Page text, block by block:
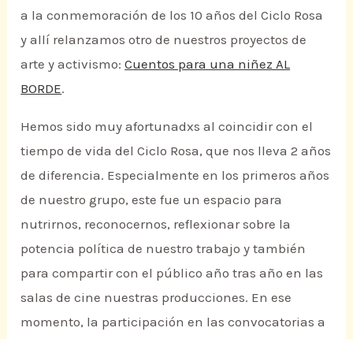
a la conmemoración de los 10 años del Ciclo Rosa
y allí relanzamos otro de nuestros proyectos de
arte y activismo:Cuentos para una niñez AL
BORDE.
Hemos sido muy afortunadxs al coincidir con el
tiempo de vida del Ciclo Rosa, que nos lleva 2 años
de diferencia. Especialmente en los primeros años
de nuestro grupo, este fue un espacio para
nutrirnos, reconocernos, reflexionar sobre la
potencia política de nuestro trabajo y también
para compartir con el público año tras año en las
salas de cine nuestras producciones. En ese
momento, la participación en las convocatorias a